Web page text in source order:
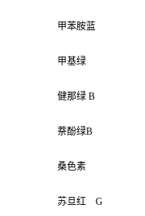
甲苯胺蓝
甲基绿
健那绿 B
萘酚绿B
桑色素
苏旦红 G